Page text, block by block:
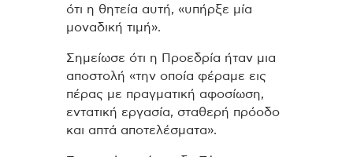
ότι η θητεία αυτή, «υπήρξε μία
μοναδική τιμή».
Σημείωσε ότι η Προεδρία ήταν μια
αποστολή «την οποία φέραμε εις
πέρας με πραγματική αφοσίωση,
εντατική εργασία, σταθερή πρόοδο
και απτά αποτελέσματα».